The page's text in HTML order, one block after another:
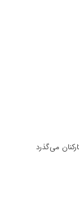
می‌گذرد